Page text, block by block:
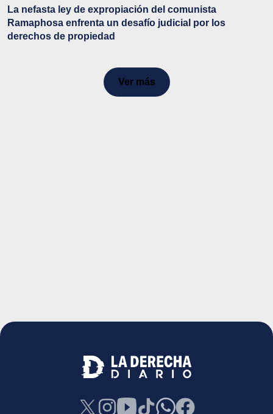
La nefasta ley de expropiación del comunista
Ramaphosa enfrenta un desafío judicial por los
derechos de propiedad
Ver más